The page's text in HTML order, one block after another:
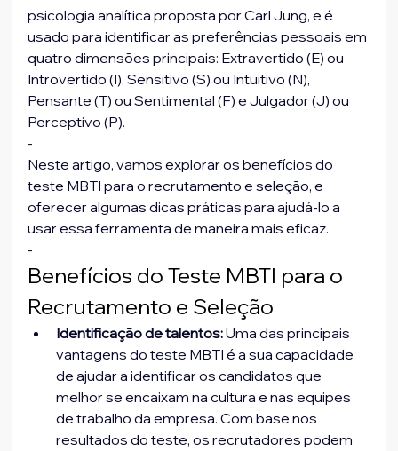
psicologia analítica proposta por Carl Jung, e é
usado para identificar as preferências pessoais em
quatro dimensões principais: Extravertido (E) ou
Introvertido (I), Sensitivo (S) ou Intuitivo (N),
Pensante (T) ou Sentimental (F) e Julgador (J) ou
Perceptivo (P).
-
Neste artigo, vamos explorar os benefícios do
teste MBTI para o recrutamento e seleção, e
oferecer algumas dicas práticas para ajudá-lo a
usar essa ferramenta de maneira mais eficaz.
-
Benefícios do Teste MBTI para o
Recrutamento e Seleção
Identificação de talentos: Uma das principais
vantagens do teste MBTI é a sua capacidade
de ajudar a identificar os candidatos que
melhor se encaixam na cultura e nas equipes
de trabalho da empresa. Com base nos
resultados do teste, os recrutadores podem